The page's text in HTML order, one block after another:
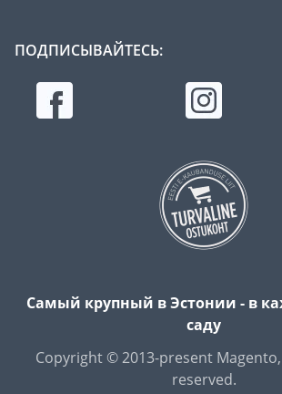
ПОДПИСЫВАЙТЕСЬ:
Самый крупный в Эстонии - в
саду
Copyright © 2013-present
reserved.